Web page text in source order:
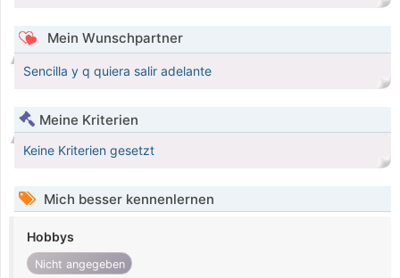
Mein Wunschpartner
Sencilla y q quiera salir adelante
Meine Kriterien
Keine Kriterien gesetzt
Mich besser kennenlernen
Hobbys
Nicht angegeben